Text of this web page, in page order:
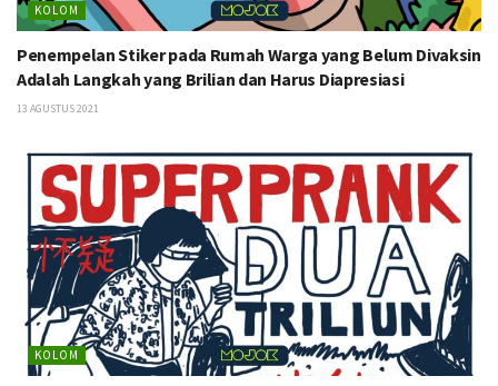
KOLOM
Penempelan Stiker pada Rumah Warga yang Belum Divaksin
Adalah Langkah yang Brilian dan Harus Diapresiasi
13 AGUSTUS 2021
KOLOM